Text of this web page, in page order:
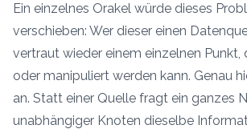
Ein einzelnes Orakel würde dieses
verschieben: Wer dieser einen
vertraut wieder einem einzelnen Punkt,
oder manipuliert werden kann. Genau
an. Statt einer Quelle fragt ein ganzes
unabhängiger Knoten dieselbe